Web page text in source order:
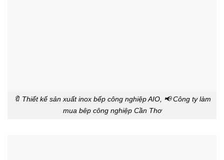
🔖 Thiết kế sản xuất inox bếp công nghiệp AIO, 📢 Công ty làm
mua bêp công nghiệp Cần Thơ